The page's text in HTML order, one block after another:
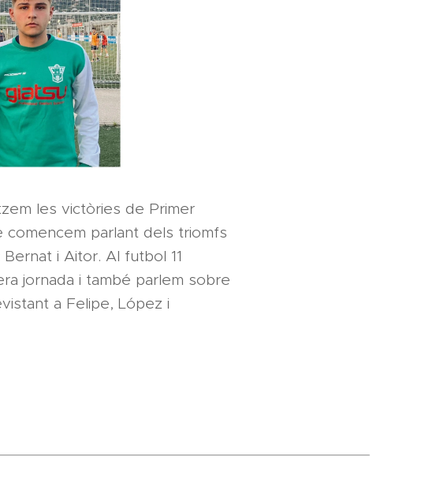
les victòries de Primer
comencem parlant dels triomfs
i Aitor. Al futbol 11
jornada i també parlem sobre
a Felipe, López i